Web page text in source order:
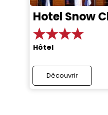
Hotel Snow
Hôtel
Découvrir